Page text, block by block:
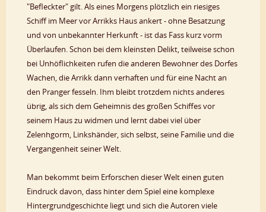
"Befleckter" gilt. Als eines Morgens plötzlich ein riesiges
Schiff im Meer vor Arrikks Haus ankert - ohne Besatzung
und von unbekannter Herkunft - ist das Fass kurz vorm
Überlaufen. Schon bei dem kleinsten Delikt, teilweise schon
bei Unhöflichkeiten rufen die anderen Bewohner des Dorfes
Wachen, die Arrikk dann verhaften und für eine Nacht an
den Pranger fesseln. Ihm bleibt trotzdem nichts anderes
übrig, als sich dem Geheimnis des großen Schiffes vor
seinem Haus zu widmen und lernt dabei viel über
Zelenhgorm, Linkshänder, sich selbst, seine Familie und die
Vergangenheit seiner Welt.
Man bekommt beim Erforschen dieser Welt einen guten
Eindruck davon, dass hinter dem Spiel eine komplexe
Hintergrundgeschichte liegt und sich die Autoren viele